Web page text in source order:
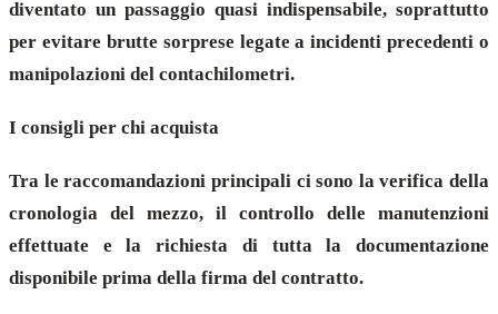
diventato un passaggio quasi indispensabile, soprattutto
per evitare brutte sorprese legate a incidenti precedenti o
manipolazioni del contachilometri.
I consigli per chi acquista
Tra le raccomandazioni principali ci sono la verifica della
cronologia del mezzo, il controllo delle manutenzioni
effettuate e la richiesta di tutta la documentazione
disponibile prima della firma del contratto.